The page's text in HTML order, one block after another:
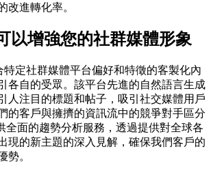
改進轉化率。
以增強您的社群媒體形象
特定社群媒體平台偏好和特徵的客製化內
各自的受眾。該平台先進的自然語言生成
人注目的標題和帖子，吸引社交媒體用戶
的客戶與擁擠的資訊流中的競爭對手區分
全面的趨勢分析服務，透過提供對全球各
現的新主題的深入見解，確保我們客戶的
勢。